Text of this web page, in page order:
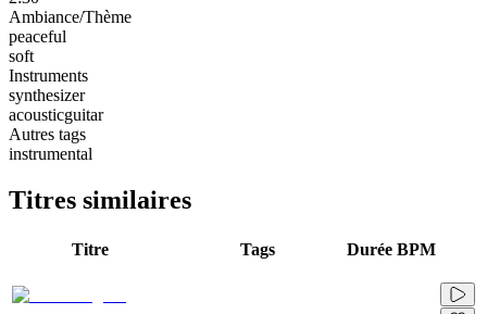
Ambiance/Thème
peaceful
soft
Instruments
synthesizer
acousticguitar
Autres tags
instrumental
Titres similaires
Titre Tags Durée BPM